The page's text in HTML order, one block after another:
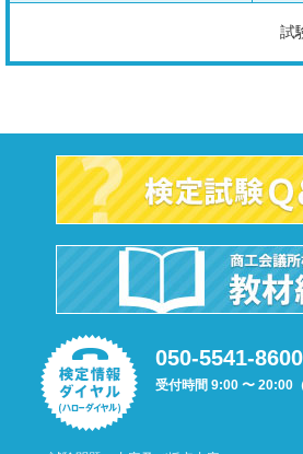
試
050-5541-8600
受付時間 9:00 〜 20:00